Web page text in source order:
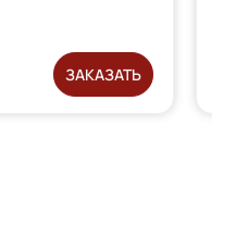
ЗАКАЗАТЬ